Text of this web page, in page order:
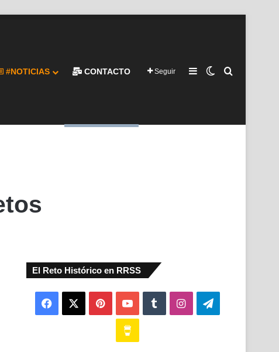
#NOTICIAS CONTACTO Seguir Barra lateral
Switch skin
El Reto Histórico en RRSS
Facebook PinterestYouTubeTumblrInstagramTelegram